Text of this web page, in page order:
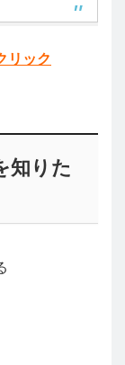
リック
知りた